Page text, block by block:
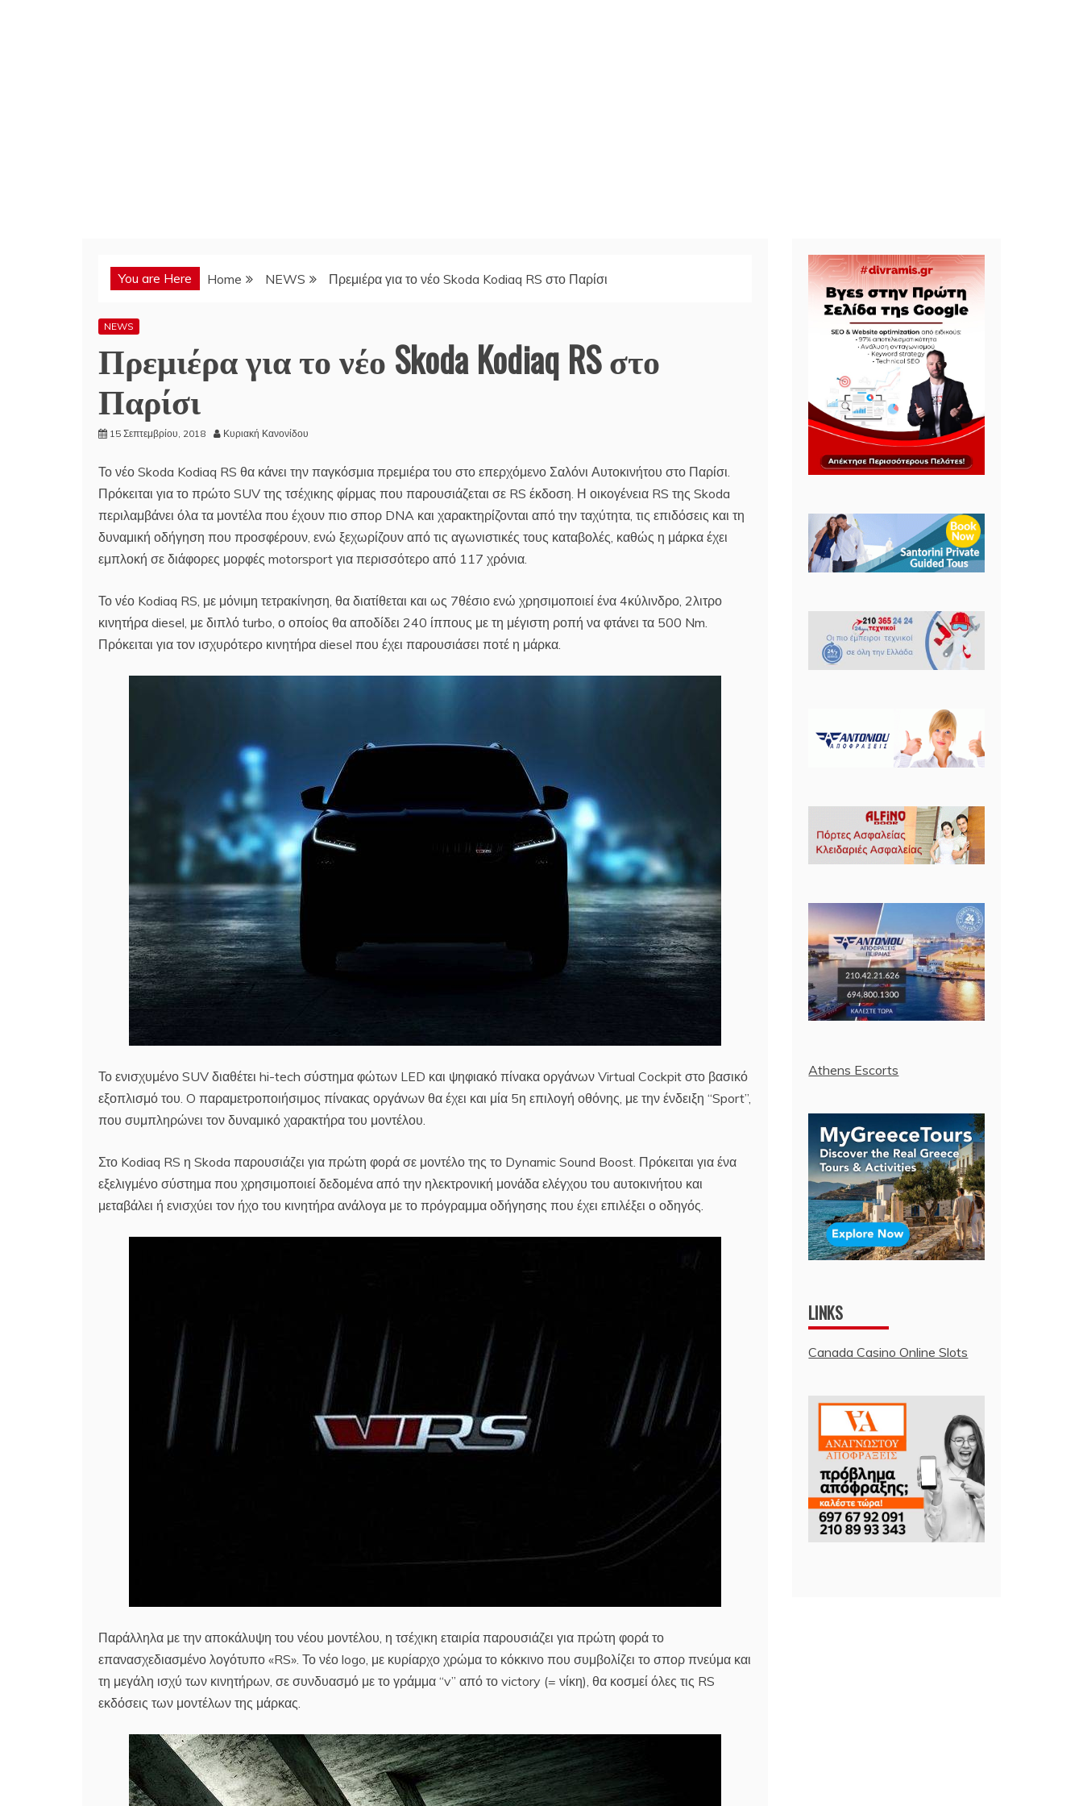
You are Here Home NEWS Πρεμιέρα για το νέο Skoda Kodiaq RS στο Παρίσι
NEWS
Πρεμιέρα για το νέο Skoda Kodiaq RS στο
Παρίσι
15 Σεπτεμβρίου, 2018 Κυριακή Κανονίδου
Το νέο Skoda Kodiaq RS θα κάνει την παγκόσμια πρεμιέρα του στο επερχόμενο Σαλόνι Αυτοκινήτου στο Παρίσι.
Πρόκειται για το πρώτο SUV της τσέχικης φίρμας που παρουσιάζεται σε RS έκδοση. Η οικογένεια RS της Skoda
περιλαμβάνει όλα τα μοντέλα που έχουν πιο σπορ DNA και χαρακτηρίζονται από την ταχύτητα, τις επιδόσεις και τη
δυναμική οδήγηση που προσφέρουν, ενώ ξεχωρίζουν από τις αγωνιστικές τους καταβολές, καθώς η μάρκα έχει
εμπλοκή σε διάφορες μορφές motorsport για περισσότερο από 117 χρόνια.
Το νέο Kodiaq RS, με μόνιμη τετρακίνηση, θα διατίθεται και ως 7θέσιο ενώ χρησιμοποιεί ένα 4κύλινδρο, 2λιτρο
κινητήρα diesel, με διπλό turbo, ο οποίος θα αποδίδει 240 ίππους με τη μέγιστη ροπή να φτάνει τα 500 Nm.
Πρόκειται για τον ισχυρότερο κινητήρα diesel που έχει παρουσιάσει ποτέ η μάρκα.
Το ενισχυμένο SUV διαθέτει hi-tech σύστημα φώτων LED και ψηφιακό πίνακα οργάνων Virtual Cockpit στο βασικό
εξοπλισμό του. O παραμετροποιήσιμος πίνακας οργάνων θα έχει και μία 5η επιλογή οθόνης, με την ένδειξη “Sport”,
που συμπληρώνει τον δυναμικό χαρακτήρα του μοντέλου.
Στο Kodiaq RS η Skoda παρουσιάζει για πρώτη φορά σε μοντέλο της το Dynamic Sound Boost. Πρόκειται για ένα
εξελιγμένο σύστημα που χρησιμοποιεί δεδομένα από την ηλεκτρονική μονάδα ελέγχου του αυτοκινήτου και
μεταβάλει ή ενισχύει τον ήχο του κινητήρα ανάλογα με το πρόγραμμα οδήγησης που έχει επιλέξει ο οδηγός.
Παράλληλα με την αποκάλυψη του νέου μοντέλου, η τσέχικη εταιρία παρουσιάζει για πρώτη φορά το
επανασχεδιασμένο λογότυπο «RS». Το νέο logo, με κυρίαρχο χρώμα το κόκκινο που συμβολίζει το σπορ πνεύμα και
τη μεγάλη ισχύ των κινητήρων, σε συνδυασμό με το γράμμα “v” από το victory (= νίκη), θα κοσμεί όλες τις RS
εκδόσεις των μοντέλων της μάρκας.
Athens Escorts
LINKS
Canada Casino Online Slots